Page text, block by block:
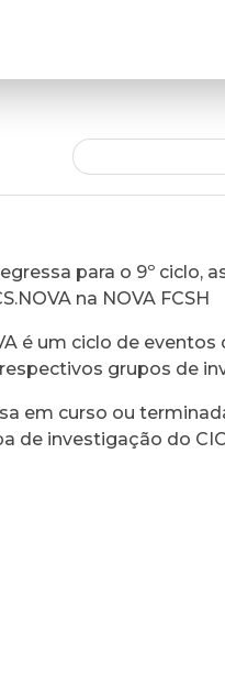
para o 9º ciclo,
na NOVA FCSH
é um ciclo de
grupos de
em curso ou
de investigação do